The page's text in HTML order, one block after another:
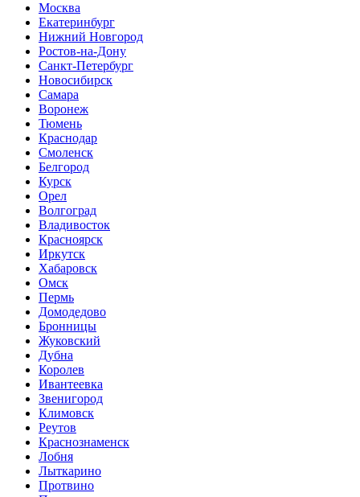
Москва
Екатеринбург
Нижний Новгород
Ростов-на-Дону
Санкт-Петербург
Новосибирск
Самара
Воронеж
Тюмень
Краснодар
Смоленск
Белгород
Курск
Орел
Волгоград
Владивосток
Красноярск
Иркутск
Хабаровск
Омск
Пермь
Домодедово
Бронницы
Жуковский
Дубна
Королев
Ивантеевка
Звенигород
Климовск
Реутов
Краснознаменск
Лобня
Лыткарино
Протвино